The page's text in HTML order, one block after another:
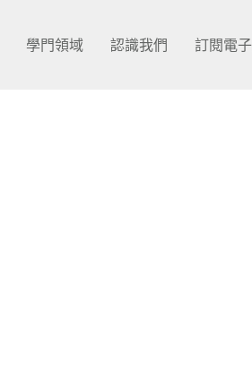
學門領域 認識我們 訂閱電